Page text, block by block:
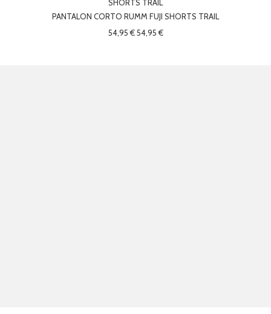
PANTALON CORTO RUMM FUJI SHORTS TRAIL
54,95 € 54,95 €